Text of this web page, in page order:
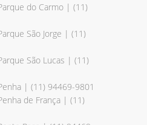
do Carmo | (11)
São Jorge | (11)
São Lucas | (11)
| (11) 94469-9801
de França | (11)